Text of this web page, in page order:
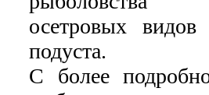
осетровых
подуста.
С более